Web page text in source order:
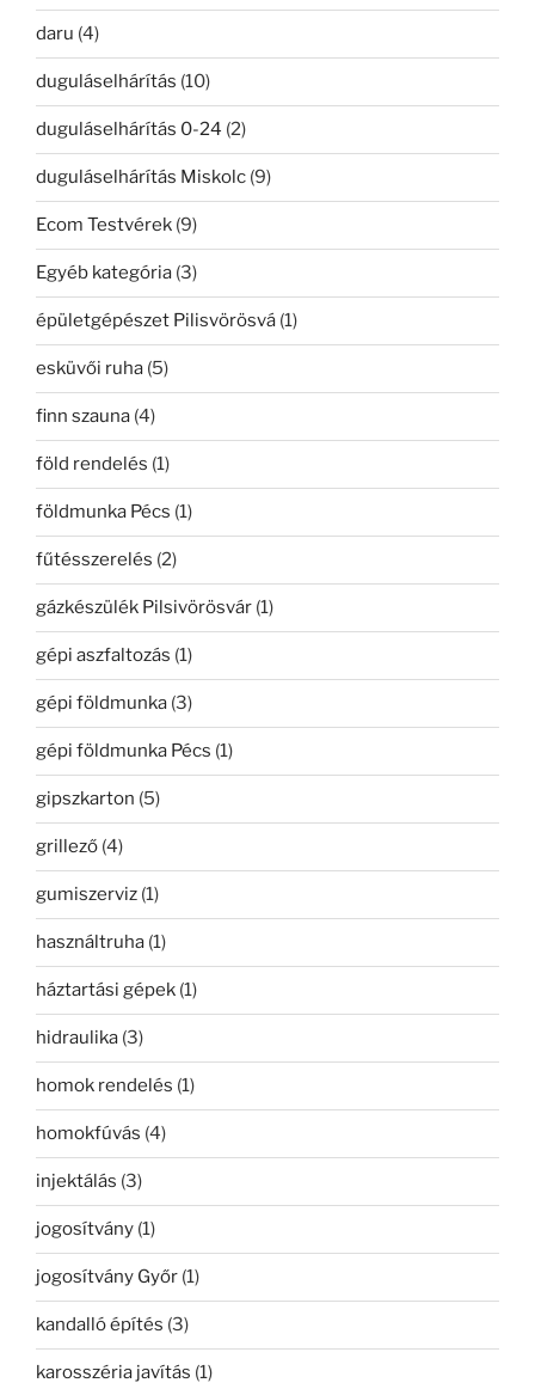
daru (4)
duguláselhárítás (10)
duguláselhárítás 0-24 (2)
duguláselhárítás Miskolc (9)
Ecom Testvérek (9)
Egyéb kategória (3)
épületgépészet Pilisvörösvá (1)
esküvői ruha (5)
finn szauna (4)
föld rendelés (1)
földmunka Pécs (1)
fűtésszerelés (2)
gázkészülék Pilsivörösvár (1)
gépi aszfaltozás (1)
gépi földmunka (3)
gépi földmunka Pécs (1)
gipszkarton (5)
grillező (4)
gumiszerviz (1)
használtruha (1)
háztartási gépek (1)
hidraulika (3)
homok rendelés (1)
homokfúvás (4)
injektálás (3)
jogosítvány (1)
jogosítvány Győr (1)
kandalló építés (3)
karosszéria javítás (1)